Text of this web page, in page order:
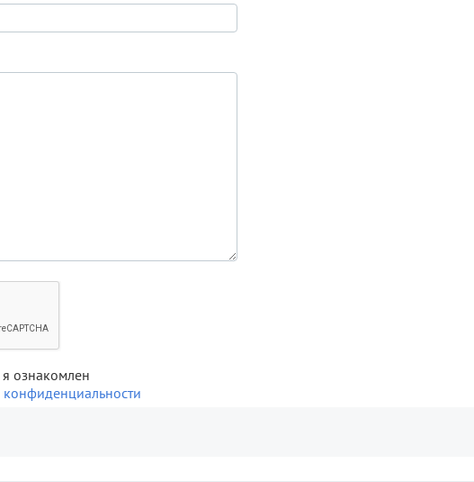
ознакомлен